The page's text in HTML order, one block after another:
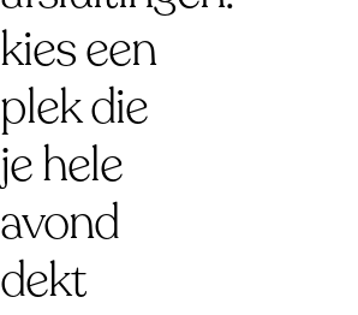
kies een
plek die
je hele
avond
dekt